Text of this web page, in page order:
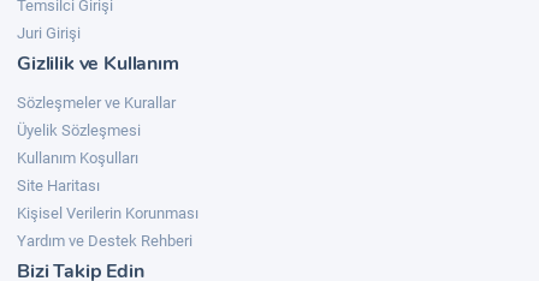
Temsilci Girişi
Juri Girişi
Gizlilik ve Kullanım
Sözleşmeler ve Kurallar
Üyelik Sözleşmesi
Kullanım Koşulları
Site Haritası
Kişisel Verilerin Korunması
Yardım ve Destek Rehberi
Bizi Takip Edin